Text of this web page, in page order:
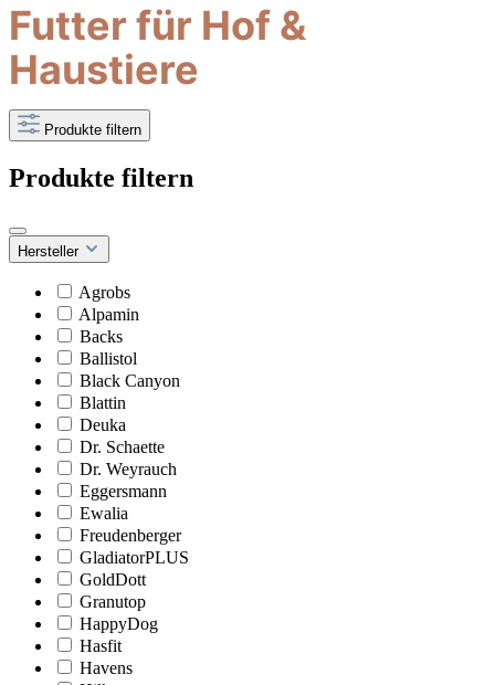
Futter für Hof &
Haustiere
Produkte filtern
Produkte filtern
Hersteller
Agrobs
Alpamin
Backs
Ballistol
Black Canyon
Blattin
Deuka
Dr. Schaette
Dr. Weyrauch
Eggersmann
Ewalia
Freudenberger
GladiatorPLUS
GoldDott
Granutop
HappyDog
Hasfit
Havens